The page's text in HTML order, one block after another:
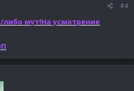
#4
мут!На усмотрение